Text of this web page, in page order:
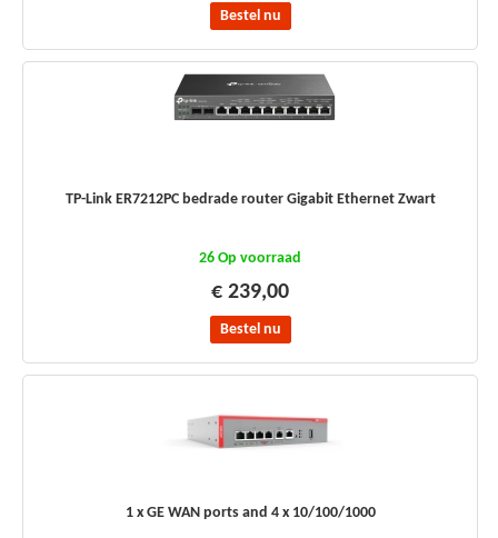
Bestel nu
TP-Link ER7212PC bedrade router Gigabit Ethernet Zwart
26 Op voorraad
€ 239,00
Bestel nu
1 x GE WAN ports and 4 x 10/100/1000